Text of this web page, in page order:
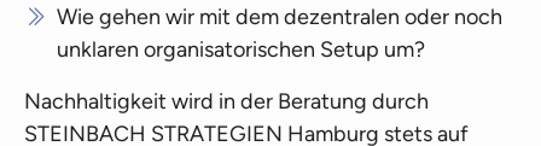
Wie gehen wir mit dem dezentralen oder noch
unklaren organisatorischen Setup um?
Nachhaltigkeit wird in der Beratung durch
STEINBACH STRATEGIEN Hamburg stets auf